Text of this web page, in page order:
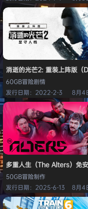
消逝的光芒2: 重装上阵版
60GB冒险剧情
发行日期：2022-2-3
8月4
多重人生（The Alters）免
50GB冒险制作
发行日期：2025-6-13
8月4